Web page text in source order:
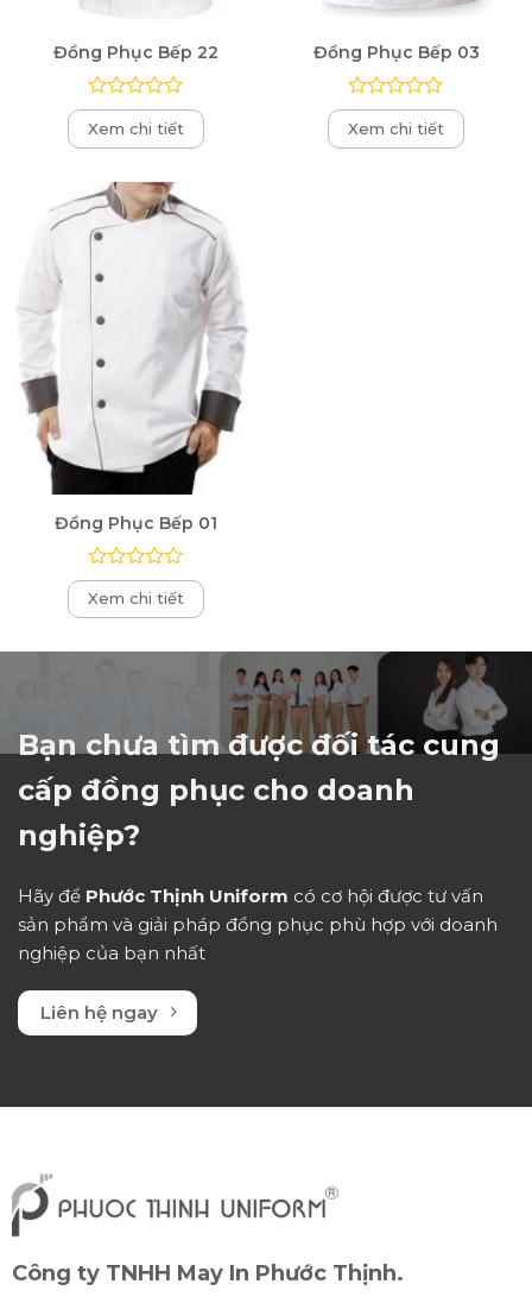
Đồng Phục Bếp 22
Được
xếp
hạng
5
sao
Xem chi tiết
Đồng Phục Bếp 03
Được
xếp
hạng
Xem chi tiết
Đồng Phục Bếp 01
Được
xếp
hạng
Xem chi tiết
Bạn chưa tìm được đối tác cung
cấp đồng phục cho doanh
nghiệp?
Hãy để Phước Thịnh Uniform có cơ hội được tư vấn
sản phẩm và giải pháp đồng phục phù hợp với doanh
nghiệp của bạn nhất
Liên hệ ngay
Công ty TNHH May In Phước Thịnh.